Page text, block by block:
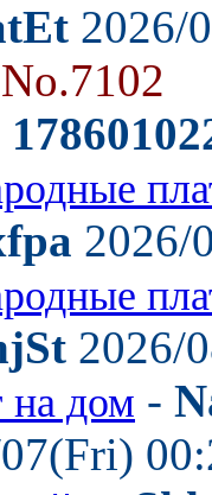
2026/
No.7102
2026/
2026/
на дом -